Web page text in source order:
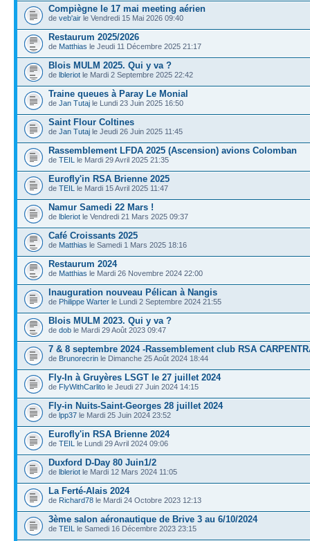
Compiègne le 17 mai meeting aérien
de veb'air le Vendredi 15 Mai 2026 09:40
Restaurum 2025/2026
de Matthias le Jeudi 11 Décembre 2025 21:17
Blois MULM 2025. Qui y va ?
de lbleriot le Mardi 2 Septembre 2025 22:42
Traine queues à Paray Le Monial
de Jan Tutaj le Lundi 23 Juin 2025 16:50
Saint Flour Coltines
de Jan Tutaj le Jeudi 26 Juin 2025 11:45
Rassemblement LFDA 2025 (Ascension) avions Colomban
de TEIL le Mardi 29 Avril 2025 21:35
Eurofly'in RSA Brienne 2025
de TEIL le Mardi 15 Avril 2025 11:47
Namur Samedi 22 Mars !
de lbleriot le Vendredi 21 Mars 2025 09:37
Café Croissants 2025
de Matthias le Samedi 1 Mars 2025 18:16
Restaurum 2024
de Matthias le Mardi 26 Novembre 2024 22:00
Inauguration nouveau Pélican à Nangis
de Philippe Warter le Lundi 2 Septembre 2024 21:55
Blois MULM 2023. Qui y va ?
de dob le Mardi 29 Août 2023 09:47
7 & 8 septembre 2024 -Rassemblement club RSA
de Brunorecrin le Dimanche 25 Août 2024 18:44
Fly-In à Gruyères LSGT le 27 juillet 2024
de FlyWithCarlito le Jeudi 27 Juin 2024 14:15
Fly-in Nuits-Saint-Georges 28 juillet 2024
de lpp37 le Mardi 25 Juin 2024 23:52
Eurofly'in RSA Brienne 2024
de TEIL le Lundi 29 Avril 2024 09:06
Duxford D-Day 80 Juin1/2
de lbleriot le Mardi 12 Mars 2024 11:05
La Ferté-Alais 2024
de Richard78 le Mardi 24 Octobre 2023 12:13
3ème salon aéronautique de Brive 3 au 6/10/2024
de TEIL le Samedi 16 Décembre 2023 23:15